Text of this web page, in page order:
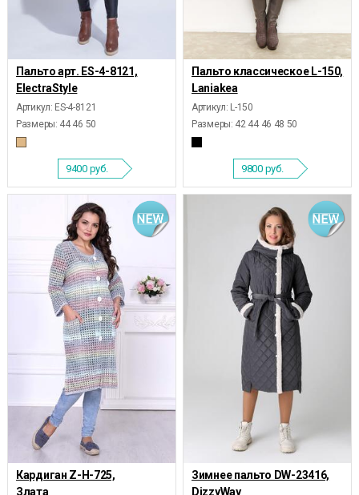
Пальто арт. ES-4-8121,
ElectraStyle
Артикул: ES-4-8121
Размеры: 44 46 50
9400 руб.
Пальто классическое L-150,
Laniakea
Артикул: L-150
Размеры: 42 44 46 48 50
9800 руб.
Кардиган Z-Н-725,
Злата
Зимнее пальто DW-23416,
DizzyWay